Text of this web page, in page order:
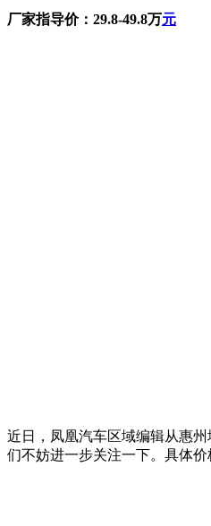
厂家指导价：29.8-49.8万元
近日，凤凰汽车区域编辑从惠
们不妨进一步关注一下。具体价